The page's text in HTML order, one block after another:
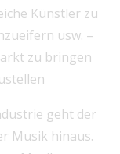
Künstler zu
usw. –
zu bringen
geht der
Musik hinaus.